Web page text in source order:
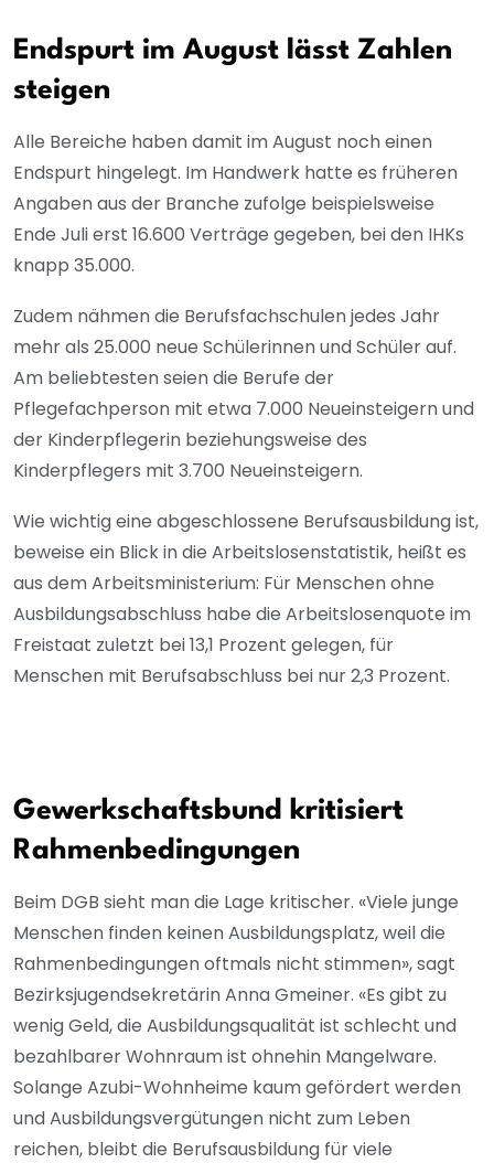
Endspurt im August lässt Zahlen
steigen
Alle Bereiche haben damit im August noch einen
Endspurt hingelegt. Im Handwerk hatte es früheren
Angaben aus der Branche zufolge beispielsweise
Ende Juli erst 16.600 Verträge gegeben, bei den IHKs
knapp 35.000.
Zudem nähmen die Berufsfachschulen jedes Jahr
mehr als 25.000 neue Schülerinnen und Schüler auf.
Am beliebtesten seien die Berufe der
Pflegefachperson mit etwa 7.000 Neueinsteigern und
der Kinderpflegerin beziehungsweise des
Kinderpflegers mit 3.700 Neueinsteigern.
Wie wichtig eine abgeschlossene Berufsausbildung ist,
beweise ein Blick in die Arbeitslosenstatistik, heißt es
aus dem Arbeitsministerium: Für Menschen ohne
Ausbildungsabschluss habe die Arbeitslosenquote im
Freistaat zuletzt bei 13,1 Prozent gelegen, für
Menschen mit Berufsabschluss bei nur 2,3 Prozent.
Gewerkschaftsbund kritisiert
Rahmenbedingungen
Beim DGB sieht man die Lage kritischer. «Viele junge
Menschen finden keinen Ausbildungsplatz, weil die
Rahmenbedingungen oftmals nicht stimmen», sagt
Bezirksjugendsekretärin Anna Gmeiner. «Es gibt zu
wenig Geld, die Ausbildungsqualität ist schlecht und
bezahlbarer Wohnraum ist ohnehin Mangelware.
Solange Azubi-Wohnheime kaum gefördert werden
und Ausbildungsvergütungen nicht zum Leben
reichen, bleibt die Berufsausbildung für viele